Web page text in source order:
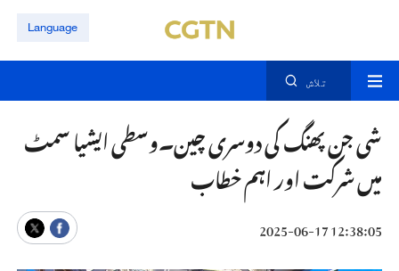
Language
تلاش
شی جن پھنگ کی دوسری چین۔وسطی ایشیا سمٹ
میں شرکت اور اہم خطاب
12:38:05 2025-06-17